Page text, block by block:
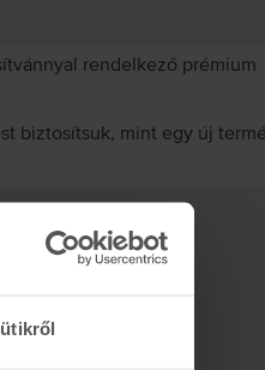
rendelkező prémium
biztosítsuk, mint egy új